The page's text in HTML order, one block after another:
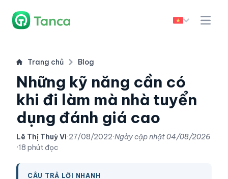
Trang chủ Blog
Những kỹ năng cần có
khi đi làm mà nhà tuyển
dụng đánh giá cao
Lê Thị Thuỳ Vi·27/08/2022·Ngày cập nhật04/08/2026
·18 phút đọc
CÂU TRẢ LỜI NHANH